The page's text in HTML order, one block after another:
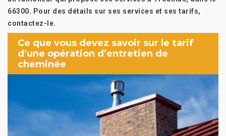
66300. Pour des détails sur ses services et ses tarifs,
contactez-le.
Ce que vous devez savoir sur le tarif
d’une opération d’entretien de
cheminée